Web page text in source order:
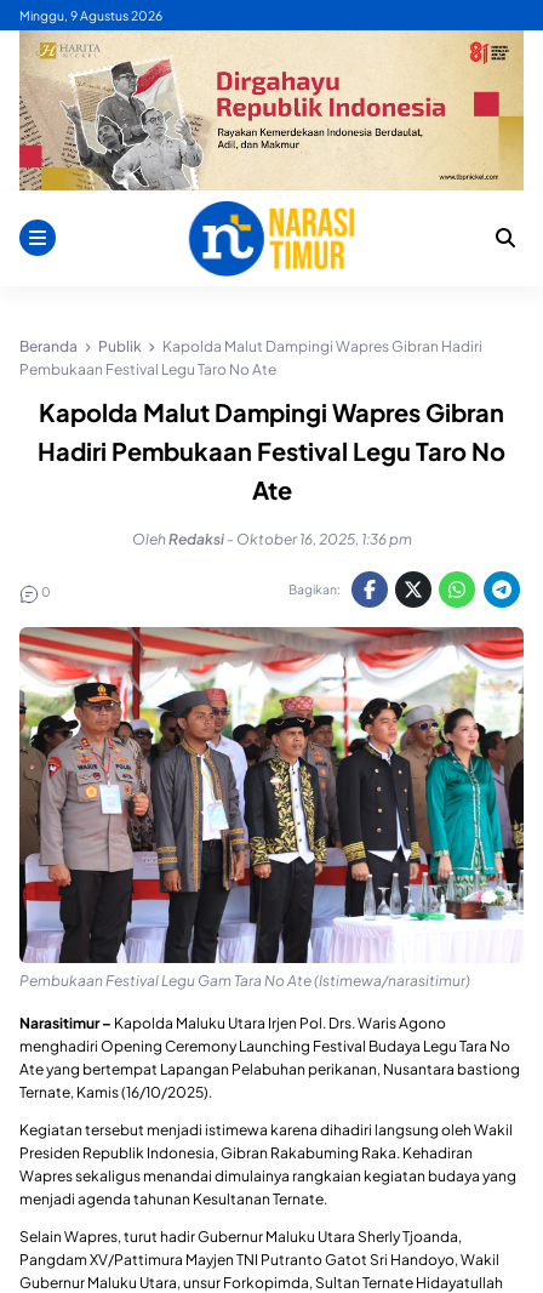
Skip
content
Minggu, 9 Agustus 2026
Beranda Publik
Kapolda Malut Dampingi Wapres Gibran Hadiri
Pembukaan Festival Legu Taro No Ate
Kapolda Malut Dampingi Wapres Gibran
Hadiri Pembukaan Festival Legu Taro No
Ate
OlehRedaksi - Oktober 16, 2025, 1:36 pm
0 Bagikan:
Pembukaan Festival Legu Gam Tara No Ate (Istimewa/narasitimur)
Narasitimur – Kapolda Maluku Utara Irjen Pol. Drs. Waris Agono
menghadiri Opening Ceremony Launching Festival Budaya Legu Tara No
Ate yang bertempat Lapangan Pelabuhan perikanan, Nusantara bastiong
Ternate, Kamis (16/10/2025).
Kegiatan tersebut menjadi istimewa karena dihadiri langsung oleh Wakil
Presiden Republik Indonesia, Gibran Rakabuming Raka. Kehadiran
Wapres sekaligus menandai dimulainya rangkaian kegiatan budaya yang
menjadi agenda tahunan Kesultanan Ternate.
Selain Wapres, turut hadir Gubernur Maluku Utara Sherly Tjoanda,
Pangdam XV/Pattimura Mayjen TNI Putranto Gatot Sri Handoyo, Wakil
Gubernur Maluku Utara, unsur Forkopimda, Sultan Ternate Hidayatullah